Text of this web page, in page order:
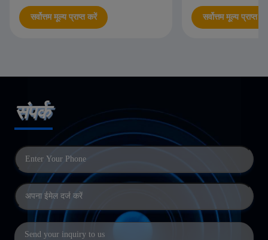
सर्वोत्तम मूल्य प्राप्त करें सर्वोत्तम मूल्य प्राप्त
संपर्क